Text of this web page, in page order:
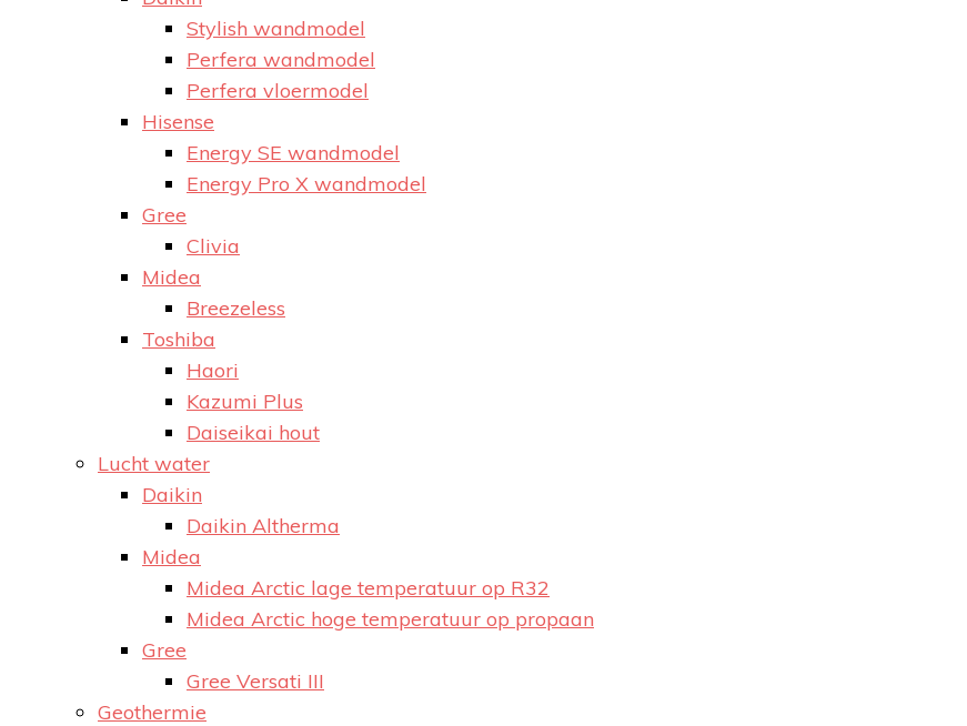
Stylish wandmodel
Perfera wandmodel
Perfera vloermodel
Hisense
Energy SE wandmodel
Energy Pro X wandmodel
Gree
Clivia
Midea
Breezeless
Toshiba
Haori
Kazumi Plus
Daiseikai hout
Lucht water
Daikin
Daikin Altherma
Midea
Midea Arctic lage temperatuur op R32
Midea Arctic hoge temperatuur op propaan
Gree
Gree Versati III
Geothermie